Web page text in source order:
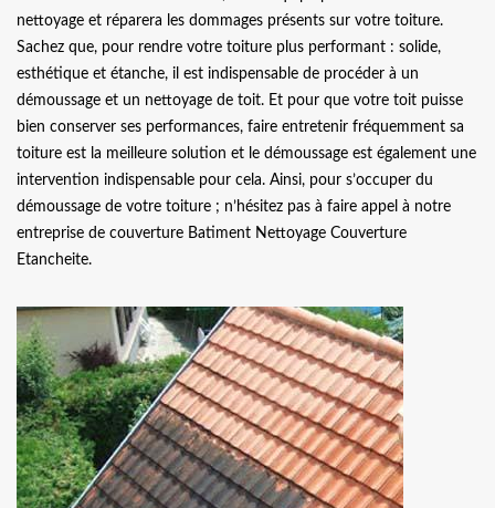
nettoyage et réparera les dommages présents sur votre toiture.
Sachez que, pour rendre votre toiture plus performant : solide,
esthétique et étanche, il est indispensable de procéder à un
démoussage et un nettoyage de toit. Et pour que votre toit puisse
bien conserver ses performances, faire entretenir fréquemment sa
toiture est la meilleure solution et le démoussage est également une
intervention indispensable pour cela. Ainsi, pour s’occuper du
démoussage de votre toiture ; n’hésitez pas à faire appel à notre
entreprise de couverture Batiment Nettoyage Couverture
Etancheite.